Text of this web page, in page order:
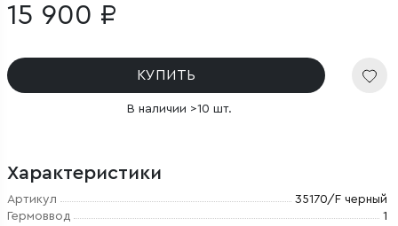
15 900 ₽
КУПИТЬ
В наличии >10 шт.
Характеристики
Артикул
35170/F черный
Гермоввод
1